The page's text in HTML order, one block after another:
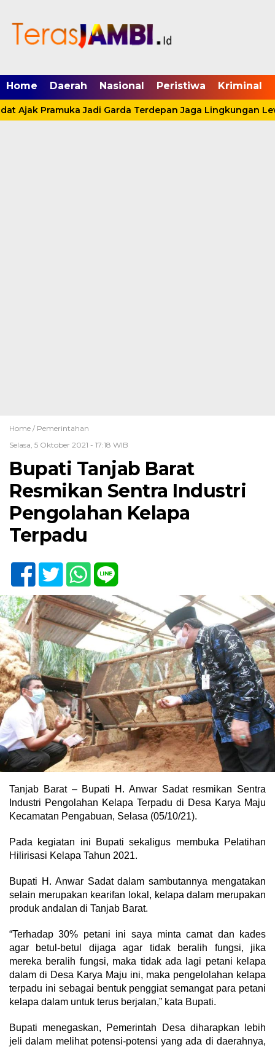
Home Daerah Nasional Peristiwa Kriminal
Ajak Pramuka Jadi Garda Terdepan Jaga Lingkungan
Home / Pemerintahan
Selasa, 5 Oktober 2021 - 17:18 WIB
Bupati Tanjab Barat
Resmikan Sentra Industri
Pengolahan Kelapa
Terpadu
Tanjab Barat – Bupati H. Anwar Sadat resmikan Sentra
Industri Pengolahan Kelapa Terpadu di Desa Karya Maju
Kecamatan Pengabuan, Selasa (05/10/21).
Pada kegiatan ini Bupati sekaligus membuka Pelatihan
Hilirisasi Kelapa Tahun 2021.
Bupati H. Anwar Sadat dalam sambutannya mengatakan
selain merupakan kearifan lokal, kelapa dalam merupakan
produk andalan di Tanjab Barat.
“Terhadap 30% petani ini saya minta camat dan kades
agar betul-betul dijaga agar tidak beralih fungsi, jika
mereka beralih fungsi, maka tidak ada lagi petani kelapa
dalam di Desa Karya Maju ini, maka pengelolahan kelapa
terpadu ini sebagai bentuk penggiat semangat para petani
kelapa dalam untuk terus berjalan,” kata Bupati.
Bupati menegaskan, Pemerintah Desa diharapkan lebih
jeli dalam melihat potensi-potensi yang ada di daerahnya,